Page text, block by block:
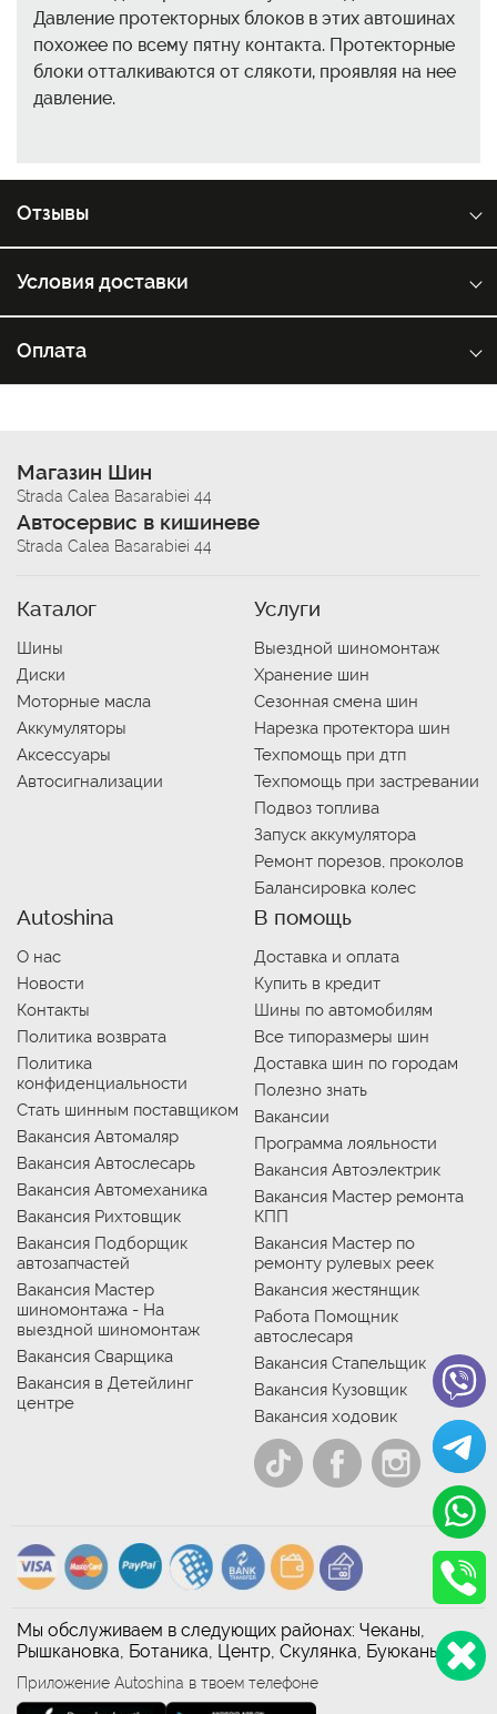
Давление протекторных блоков в этих автошинах
похожее по всему пятну контакта. Протекторные
блоки отталкиваются от слякоти, проявляя на нее
давление.
Отзывы
Условия доставки
Оплата
Магазин Шин
Strada Calea Basarabiei 44
Автосервис в кишиневе
Strada Calea Basarabiei 44
Каталог
Шины
Диски
Моторные масла
Аккумуляторы
Аксессуары
Автосигнализации
Услуги
Выездной шиномонтаж
Хранение шин
Сезонная смена шин
Нарезка протектора шин
Техпомощь при дтп
Техпомощь при застревании
Подвоз топлива
Запуск аккумулятора
Ремонт порезов, проколов
Балансировка колес
Autoshina
О нас
Новости
Контакты
Политика возврата
Политика
конфиденциальности
Стать шинным поставщиком
Вакансия Автомаляр
Вакансия Автослесарь
Вакансия Автомеханика
Вакансия Рихтовщик
Вакансия Подборщик
автозапчастей
Вакансия Мастер
шиномонтажа - На
выездной шиномонтаж
Вакансия Сварщика
Вакансия в Детейлинг
центре
В помощь
Доставка и оплата
Купить в кредит
Шины по автомобилям
Все типоразмеры шин
Доставка шин по городам
Полезно знать
Вакансии
Программа лояльности
Вакансия Автоэлектрик
Вакансия Мастер ремонта
КПП
Вакансия Мастер по
ремонту рулевых реек
Вакансия жестянщик
Работа Помощник
автослесаря
Вакансия Стапельщик
Вакансия Кузовщик
Вакансия ходовик
Мы обслуживаем в следующих районах: Чеканы,
Рышкановка, Ботаника, Центр, Скулянка, Буюканы
Приложение Autoshina в твоем телефоне